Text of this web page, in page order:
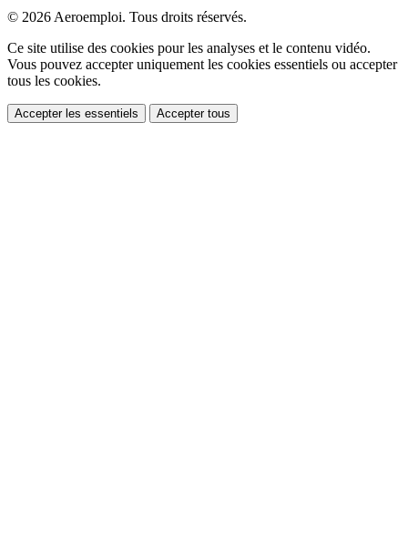
© 2026 Aeroemploi. Tous droits réservés.
Ce site utilise des cookies pour les analyses et le contenu vidéo.
Vous pouvez accepter uniquement les cookies essentiels ou accepter
tous les cookies.
Accepter les essentiels Accepter tous